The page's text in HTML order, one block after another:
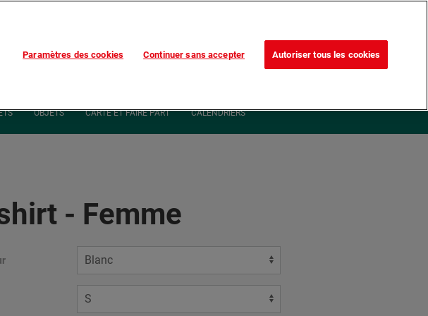
Suivi de commande MON COMPTE 0 0,00 €*
OBJETS CARTE ET FAIRE PART CALENDRIERS
- Femme
Paramètres des cookies Continuer sans accepter Autoriser tous les cookies